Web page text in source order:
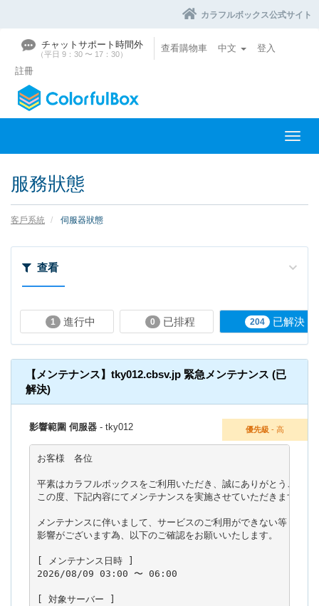
カラフルボックス公式サイト
チャットサポート時間外
（平日 9：30 〜 17：30）
查看購物車 中文 登入
註冊
切
換
服務狀態
客戶系統 伺服器狀態
查看
1 進行中 0 已排程 204 已解決
【メンテナンス】tky012.cbsv.jp 緊急メンテナンス (已
解決)
優先級 - 高
影響範圍 伺服器 - tky012
お客様　各位
平素はカラフルボックスをご利用いただき、誠にありがとうござい
この度、下記内容にてメンテナンスを実施させていただきます。
メンテナンスに伴いまして、サービスのご利用ができない等
影響がございます為、以下のご確認をお願いいたします。
[ メンテナンス日時 ]
2026/08/09 03:00 〜 06:00
[ 対象サーバー ]